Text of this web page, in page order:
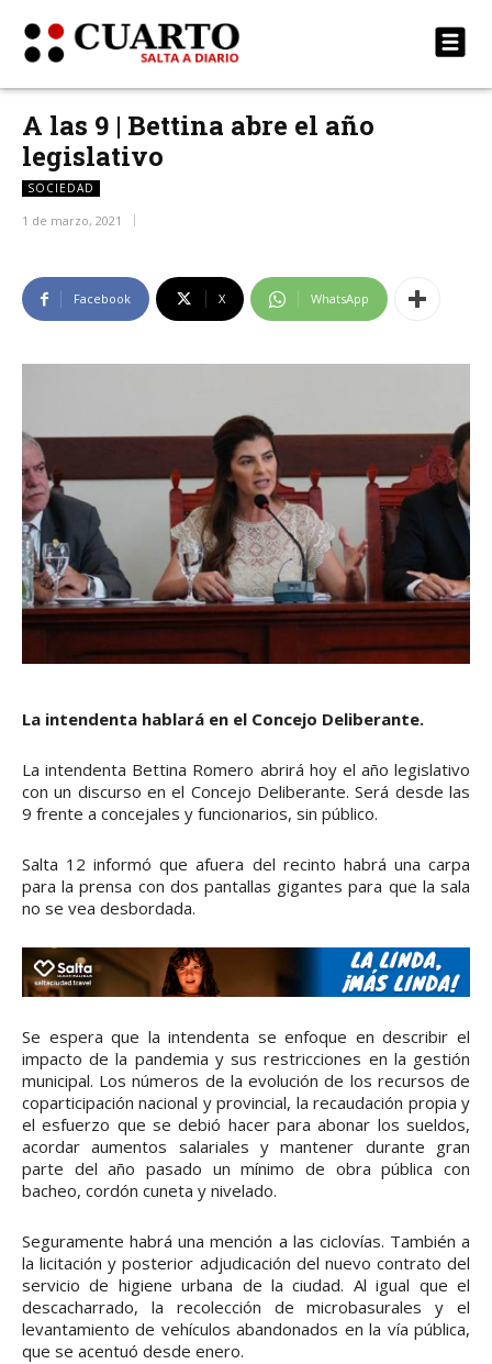
A las 9 | Bettina abre el año
legislativo
SOCIEDAD
1 de marzo, 2021
Facebook X WhatsApp
La intendenta hablará en el Concejo Deliberante.
La intendenta Bettina Romero abrirá hoy el año legislativo
con un discurso en el Concejo Deliberante. Será desde las
9 frente a concejales y funcionarios, sin público.
Salta 12 informó que afuera del recinto habrá una carpa
para la prensa con dos pantallas gigantes para que la sala
no se vea desbordada.
Se espera que la intendenta se enfoque en describir el
impacto de la pandemia y sus restricciones en la gestión
municipal. Los números de la evolución de los recursos de
coparticipación nacional y provincial, la recaudación propia y
el esfuerzo que se debió hacer para abonar los sueldos,
acordar aumentos salariales y mantener durante gran
parte del año pasado un mínimo de obra pública con
bacheo, cordón cuneta y nivelado.
Seguramente habrá una mención a las ciclovías. También a
la licitación y posterior adjudicación del nuevo contrato del
servicio de higiene urbana de la ciudad. Al igual que el
descacharrado, la recolección de microbasurales y el
levantamiento de vehículos abandonados en la vía pública,
que se acentuó desde enero.